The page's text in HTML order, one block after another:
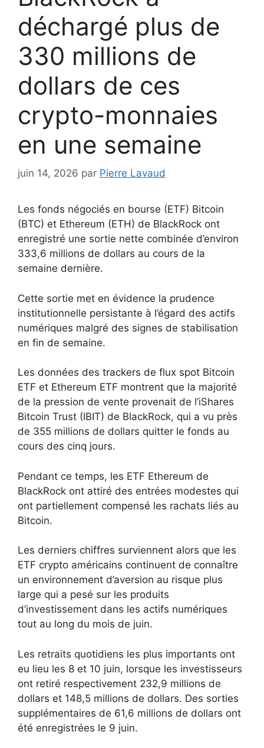
déchargé plus de
330 millions de
dollars de ces
crypto-monnaies
en une semaine
juin 14, 2026 par Pierre Lavaud
Les fonds négociés en bourse (ETF) Bitcoin
(BTC) et Ethereum (ETH) de BlackRock ont ​​
enregistré une sortie nette combinée d’environ
333,6 millions de dollars au cours de la
semaine dernière.
Cette sortie met en évidence la prudence
institutionnelle persistante à l’égard des actifs
numériques malgré des signes de stabilisation
en fin de semaine.
Les données des trackers de flux spot Bitcoin
ETF et Ethereum ETF montrent que la majorité
de la pression de vente provenait de l’iShares
Bitcoin Trust (IBIT) de BlackRock, qui a vu près
de 355 millions de dollars quitter le fonds au
cours des cinq jours.
Pendant ce temps, les ETF Ethereum de
BlackRock ont ​​attiré des entrées modestes qui
ont partiellement compensé les rachats liés au
Bitcoin.
Les derniers chiffres surviennent alors que les
ETF crypto américains continuent de connaître
un environnement d’aversion au risque plus
large qui a pesé sur les produits
d’investissement dans les actifs numériques
tout au long du mois de juin.
Les retraits quotidiens les plus importants ont
eu lieu les 8 et 10 juin, lorsque les investisseurs
ont retiré respectivement 232,9 millions de
dollars et 148,5 millions de dollars. Des sorties
supplémentaires de 61,6 millions de dollars ont
été enregistrées le 9 juin.